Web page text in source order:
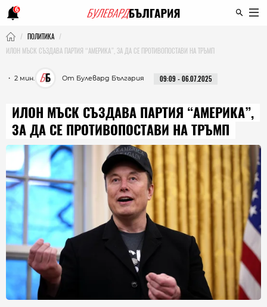
6
ПОЛИТИКА
ИЛОН МЪСК СЪЗДАВА ПАРТИЯ “АМЕРИКА”, ЗА ДА СЕ ПРОТИВОПОСТАВИ НА ТРЪМП
・ 2 мин. От Булевард България 09:09 - 06.07.2025
ИЛОН МЪСК СЪЗДАВА ПАРТИЯ “АМЕРИКА”,
ЗА ДА СЕ ПРОТИВОПОСТАВИ НА ТРЪМП